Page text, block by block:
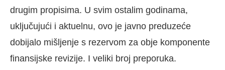
drugim propisima. U svim ostalim godinama,
uključujući i aktuelnu, ovo je javno preduzeće
dobijalo mišljenje s rezervom za obje komponente
finansijske revizije. I veliki broj preporuka.